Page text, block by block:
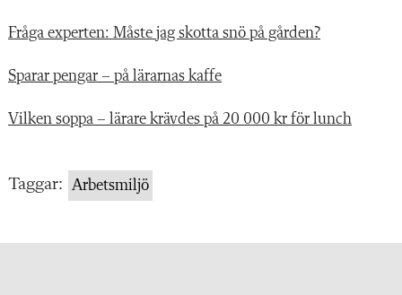
Fråga experten: Måste jag skotta snö på gården?
Sparar pengar – på lärarnas kaffe
Vilken soppa – lärare krävdes på 20 000 kr för lunch
Taggar: Arbetsmiljö